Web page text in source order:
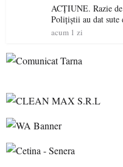
ACȚIUNE. Razie
Polițiștii au dat sute
permis într-o singură
acum 1 zi